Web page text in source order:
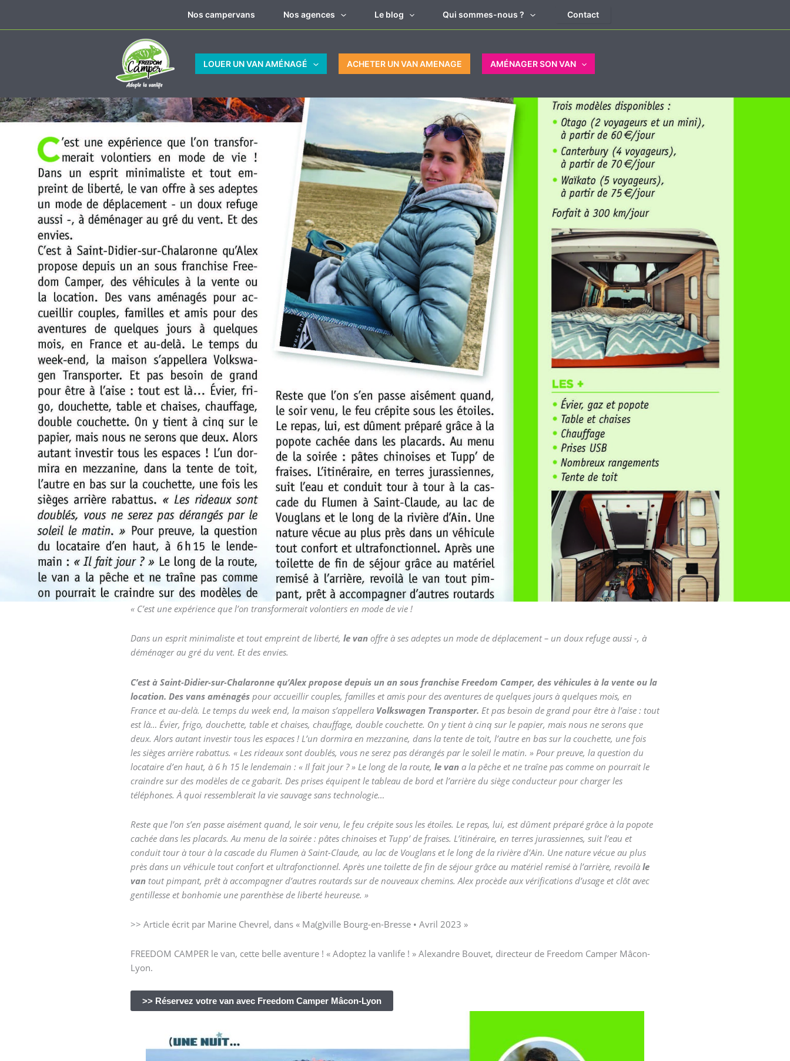
Nos campervans Nos agences Le blog Qui sommes-nous ? Contact
LOUER UN VAN AMÉNAGÉ ACHETER UN VAN AMENAGE AMÉNAGER SON VAN
Une nuit avec Freedom Camper Mâcon-Lyon
« C’est une expérience que l’on transformerait volontiers en mode de vie !
Dans un esprit minimaliste et tout empreint de liberté, le van offre à ses adeptes un mode de déplacement – un doux refuge aussi -, à
déménager au gré du vent. Et des envies.
C’est à Saint-Didier-sur-Chalaronne qu’Alex propose depuis un an sous franchise Freedom Camper, des véhicules à la vente ou la
location. Des vans aménagés pour accueillir couples, familles et amis pour des aventures de quelques jours à quelques mois, en
France et au-delà. Le temps du week end, la maison s’appellera Volkswagen Transporter. Et pas besoin de grand pour être à l’aise : tout
est là… Évier, frigo, douchette, table et chaises, chauffage, double couchette. On y tient à cinq sur le papier, mais nous ne serons que
deux. Alors autant investir tous les espaces ! L’un dormira en mezzanine, dans la tente de toit, l’autre en bas sur la couchette, une fois
les sièges arrière rabattus. « Les rideaux sont doublés, vous ne serez pas dérangés par le soleil le matin. » Pour preuve, la question du
locataire d’en haut, à 6 h 15 le lendemain : « Il fait jour ? » Le long de la route, le van a la pêche et ne traîne pas comme on pourrait le
craindre sur des modèles de ce gabarit. Des prises équipent le tableau de bord et l’arrière du siège conducteur pour charger les
téléphones. À quoi ressemblerait la vie sauvage sans technologie…
Reste que l’on s’en passe aisément quand, le soir venu, le feu crépite sous les étoiles. Le repas, lui, est dûment préparé grâce à la popote
cachée dans les placards. Au menu de la soirée : pâtes chinoises et Tupp’ de fraises. L’itinéraire, en terres jurassiennes, suit l’eau et
conduit tour à tour à la cascade du Flumen à Saint-Claude, au lac de Vouglans et le long de la rivière d’Ain. Une nature vécue au plus
près dans un véhicule tout confort et ultrafonctionnel. Après une toilette de fin de séjour grâce au matériel remisé à l’arrière, revoilà le
van tout pimpant, prêt à accompagner d’autres routards sur de nouveaux chemins. Alex procède aux vérifications d’usage et clôt avec
gentillesse et bonhomie une parenthèse de liberté heureuse. »
>> Article écrit par Marine Chevrel, dans « Ma(g)ville Bourg-en-Bresse • Avril 2023 »
FREEDOM CAMPER le van, cette belle aventure ! « Adoptez la vanlife ! » Alexandre Bouvet, directeur de Freedom Camper Mâcon-
Lyon.
>> Réservez votre van avec Freedom Camper Mâcon-Lyon